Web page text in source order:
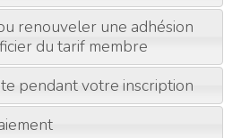
renouveler une adhésion
du tarif membre
pendant votre inscription